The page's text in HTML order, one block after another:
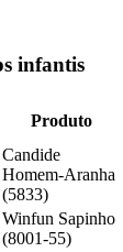
infantis
Produto
Candide
Homem-Aranha
(5833)
Winfun Sapinho
(8001-55)